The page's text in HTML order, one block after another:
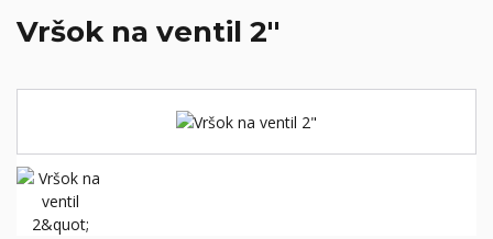
Vršok na ventil 2"